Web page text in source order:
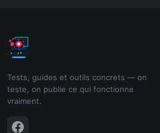
Tests, guides et outils concrets — on
teste, on publie ce qui fonctionne
vraiment.